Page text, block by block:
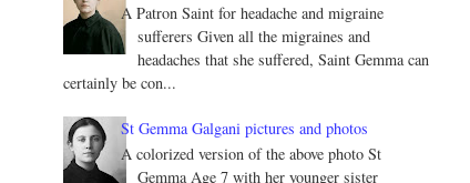
A Patron Saint for headache and migraine
sufferers Given all the migraines and
headaches that she suffered, Saint Gemma can
certainly be con...
St Gemma Galgani pictures and photos
A colorized version of the above photo St
Gemma Age 7 with her younger sister